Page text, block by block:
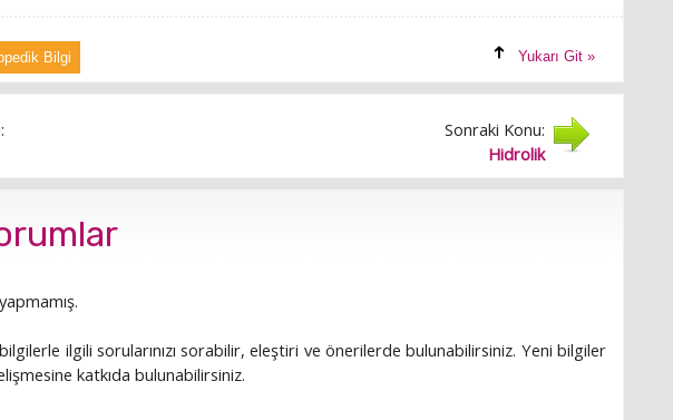
Bilgi Yukarı Git »
Sonraki Konu:
Hidrolik
ilgili sorularınızı sorabilir, eleştiri ve önerilerde bulunabilirsiniz. Yeni bilgiler
katkıda bulunabilirsiniz.